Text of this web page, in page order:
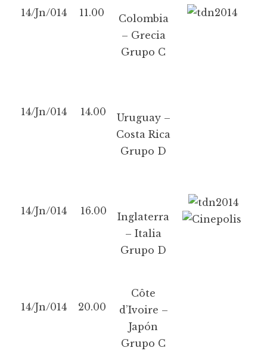
14/Jn/014 11.00
Colombia
– Grecia
Grupo C
14/Jn/014 14.00
Uruguay –
Costa Rica
Grupo D
14/Jn/014 16.00
Inglaterra
– Italia
Grupo D
14/Jn/014 20.00
Côte
d’Ivoire –
Japón
Grupo C